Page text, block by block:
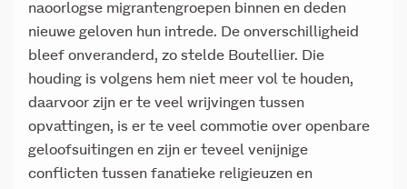
naoorlogse migrantengroepen binnen en deden
nieuwe geloven hun intrede. De onverschilligheid
bleef onveranderd, zo stelde Boutellier. Die
houding is volgens hem niet meer vol te houden,
daarvoor zijn er te veel wrijvingen tussen
opvattingen, is er te veel commotie over openbare
geloofsuitingen en zijn er teveel venijnige
conflicten tussen fanatieke religieuzen en